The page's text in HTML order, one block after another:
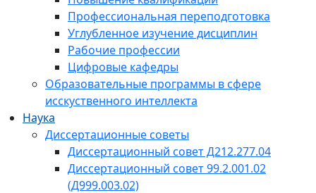
Профессиональная переподготовка
Углубленное изучение дисциплин
Рабочие профессии
Цифровые кафедры
Образовательные программы в сфере
исскуственного интеллекта
Наука
Диссертационные советы
Диссертационный совет Д212.277.04
Диссертационный совет 99.2.001.02
(Д999.003.02)